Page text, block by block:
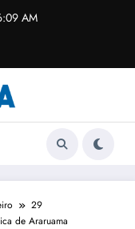
AM
29
de Araruama